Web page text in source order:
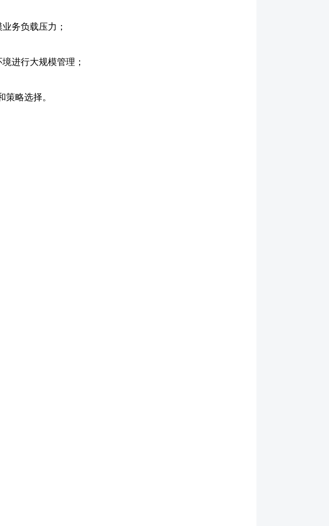
务负载压力；
进行大规模管理；
略选择。